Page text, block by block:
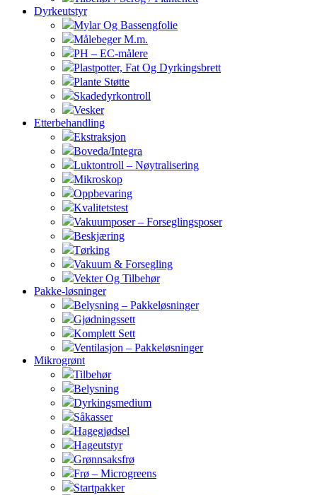
Dyrkeutstyr
Mylar Og Bassengfolie
Målebeger M.m.
PH – EC-målere
Plastpotter, Fat Og Dyrkingsbrett
Plante Støtte
Skadedyrkontroll
Vesker
Etterbehandling
Ekstraksjon
Boveda/Integra
Luktontroll – Nøytralisering
Mikroskop
Oppbevaring
Kvalitetstest
Vakuumposer – Forseglingsposer
Beskjæring
Tørking
Vakuum & Forsegling
Vekter Og Tilbehør
Pakke-løsninger
Belysning – Pakkeløsninger
Gjødningssett
Komplett Sett
Ventilasjon – Pakkeløsninger
Mikrogrønt
Tilbehør
Belysning
Dyrkingsmedium
Såkasser
Hagegjødsel
Hageutstyr
Grønnsaksfrø
Frø – Microgreens
Startpakker